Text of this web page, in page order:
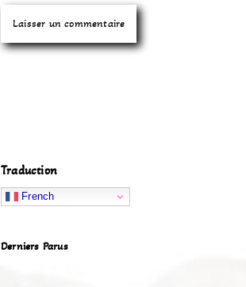
Traduction
French
Derniers Parus